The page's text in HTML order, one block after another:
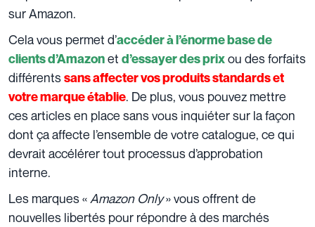
sur Amazon.
Cela vous permet d’accéder à l’énorme base de
clients d’Amazonet d’essayer des prixou des forfaits
différentssans affecter vos produits standards et
votre marque établie. De plus, vous pouvez mettre
ces articles en place sans vous inquiéter sur la façon
dont ça affecte l’ensemble de votre catalogue, ce qui
devrait accélérer tout processus d’approbation
interne.
Les marques « Amazon Only» vous offrent de
nouvelles libertés pour répondre à des marchés